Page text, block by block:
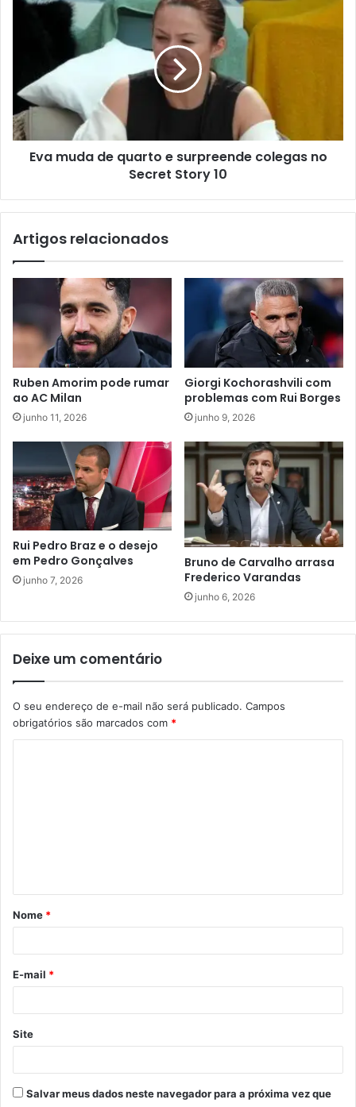
Eva muda de quarto e surpreende colegas no
Secret Story 10
Artigos relacionados
Ruben Amorim pode rumar
ao AC Milan
junho 11, 2026
Giorgi Kochorashvili com
problemas com Rui Borges
junho 9, 2026
Rui Pedro Braz e o desejo
em Pedro Gonçalves
junho 7, 2026
Bruno de Carvalho arrasa
Frederico Varandas
junho 6, 2026
Deixe um comentário
O seu endereço de e-mail não será publicado. Campos
obrigatórios são marcados com *
á
r
*
Nome *
E-mail *
Site
Salvar meus dados neste navegador para a próxima vez que